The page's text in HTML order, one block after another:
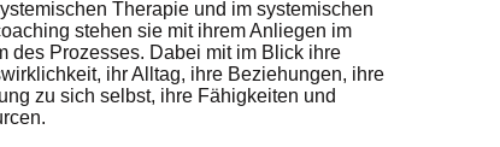
Therapie und im systemischen
stehen sie mit ihrem Anliegen im
des Prozesses. Dabei mit im Blick ihre
ihr Alltag, ihre Beziehungen, ihre
zu sich selbst, ihre Fähigkeiten und